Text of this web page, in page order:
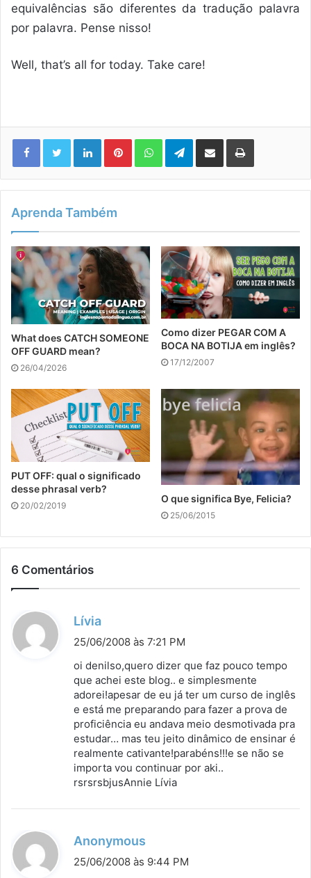
equivalências são diferentes da tradução palavra
por palavra. Pense nisso!
Well, that’s all for today. Take care!
LinkedinPinterestWhatsAppTelegram
Compartilhar via e-mail Imprimir
Aprenda Também
What does CATCH SOMEONE
OFF GUARD mean?
26/04/2026
Como dizer PEGAR COM A
BOCA NA BOTIJA em inglês?
17/12/2007
PUT OFF: qual o significado
desse phrasal verb?
20/02/2019
O que significa Bye, Felicia?
25/06/2015
6 Comentários
Lívia
i
s
e
:
25/06/2008 às 7:21 PM
oi denilso,quero dizer que faz pouco tempo
que achei este blog.. e simplesmente
adorei!apesar de eu já ter um curso de inglês
e está me preparando para fazer a prova de
proficiência eu andava meio desmotivada pra
estudar… mas teu jeito dinâmico de ensinar é
realmente cativante!parabéns!!!e se não se
importa vou continuar por aki..
rsrsrsbjusAnnie Lívia
Anonymous
i
25/06/2008 às 9:44 PM